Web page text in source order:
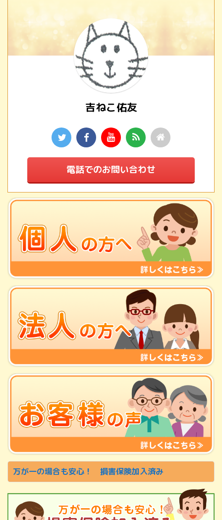
吉ねこ佑友
電話でのお問い合わせ
万が一の場合も安心！ 損害保険加入済み